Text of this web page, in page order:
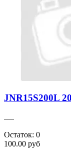
JNR15S200L
.....
Остаток: 0
100.00 руб